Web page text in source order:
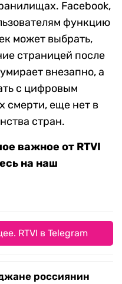
Facebook,
функцию
может выбрать,
страницей после
внезапно, а
с цифровым
смерти, еще нет в
стран.
важное от RTVI
на наш
RTVI в Telegram
россиянин